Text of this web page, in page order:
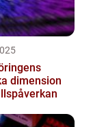
dimension